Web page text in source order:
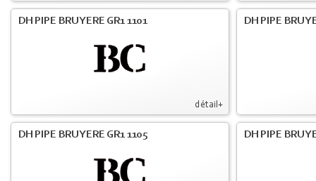
détail+
DH PIPE BRUYERE GR1 1101 DH PIPE
DH PIPE BRUYERE GR1 1105 DH PIPE